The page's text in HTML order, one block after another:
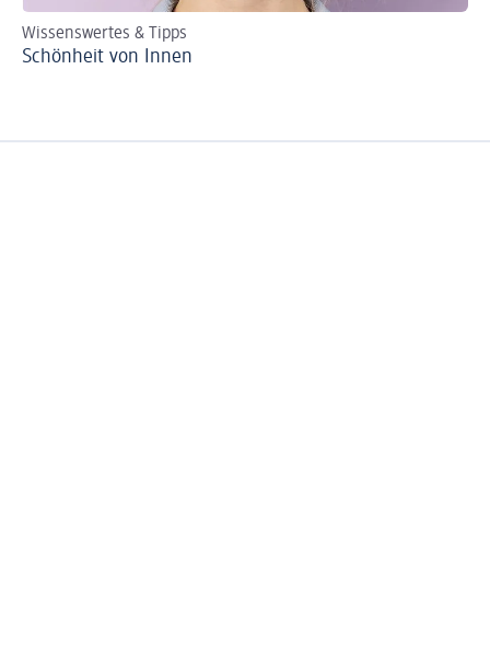
Wissenswertes & Tipps
Schönheit von Innen